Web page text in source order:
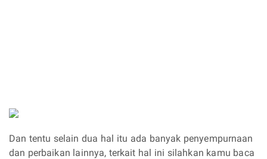
Dan tentu selain dua hal itu ada banyak penyempurnaan
dan perbaikan lainnya, terkait hal ini silahkan kamu baca